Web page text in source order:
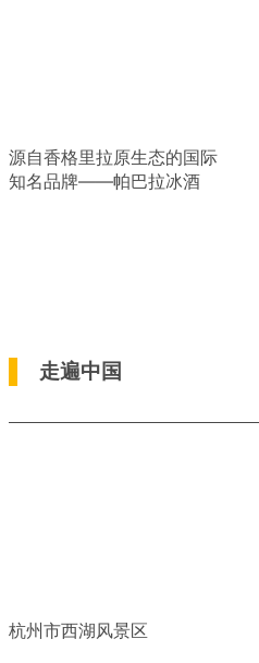
源自香格里拉原生态的国际
知名品牌——帕巴拉冰酒
走遍中国
杭州市西湖风景区